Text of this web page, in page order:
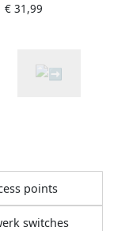
€ 31,99
points
switches